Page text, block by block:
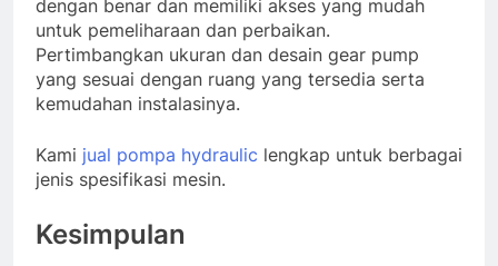
dengan benar dan memiliki akses yang mudah
untuk pemeliharaan dan perbaikan.
Pertimbangkan ukuran dan desain gear pump
yang sesuai dengan ruang yang tersedia serta
kemudahan instalasinya.
Kami jual pompa hydraulic lengkap untuk berbagai
jenis spesifikasi mesin.
Kesimpulan